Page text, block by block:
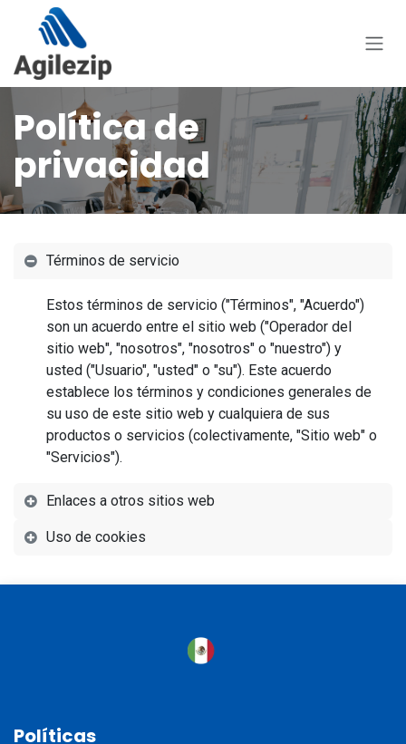
Ir al contenido
Política de
privacidad
Términos de servicio
Estos términos de servicio ("Términos", "Acuerdo")
son un acuerdo entre el sitio web ("Operador del
sitio web", "nosotros", "nosotros" o "nuestro") y
usted ("Usuario", "usted" o "su"). Este acuerdo
establece los términos y condiciones generales de
su uso de este sitio web y cualquiera de sus
productos o servicios (colectivamente, "Sitio web" o
"Servicios").
Enlaces a otros sitios web
Uso de cookies
Políticas